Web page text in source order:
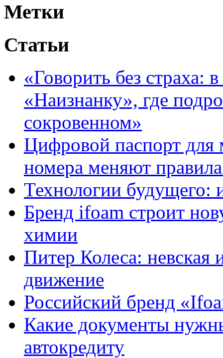
Метки
Статьи
«Говорить без страха:
«Наизнанку», где
сокровенном»
Цифровой паспорт для
номера меняют
Технологии будущего:
Бренд ifoam строит
химии
Питер Колеса: невская
движение
Российский бренд
Какие документы
автокредиту